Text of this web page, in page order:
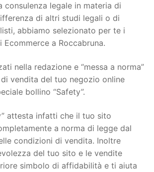
consulenza legale in materia di
di altri studi legali o di
abbiamo selezionato per te i
a Roccabruna.
nella redazione e “messa a norma”
vendita del tuo negozio online
bollino “Safety”.
attesta infatti che il tuo sito
a norma di legge dal
condizioni di vendita. Inoltre
del tuo sito e le vendite
simbolo di affidabilità e ti aiuta